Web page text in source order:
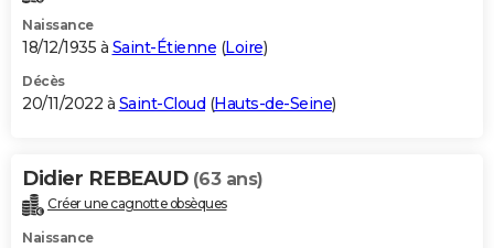
Dictionnaire
Biographies
Citations
Expressions
Proverbes
PROGRAMME TV
S'inscrire
Se connecter
Lycées
Collèges
Primaires
Universités
Entreprises
Service militaire
Avis de recherche
AVIS DE DÉCÈS
Bricolage
Lifestyle
Culture
Sport
Auto
Television
Voyage
Cinema
Naissance
18/12/1935 à Saint-Étienne (Loire)
Décès
20/11/2022 à Saint-Cloud (Hauts-de-Seine)
Didier REBEAUD (63 ans)
Créer une cagnotte obsèques
Naissance